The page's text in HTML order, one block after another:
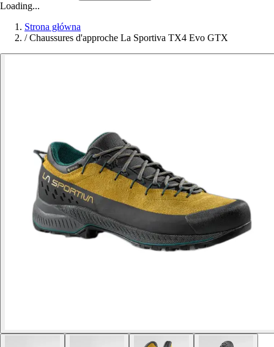
Loading...
Strona główna
/ Chaussures d'approche La Sportiva TX4 Evo GTX